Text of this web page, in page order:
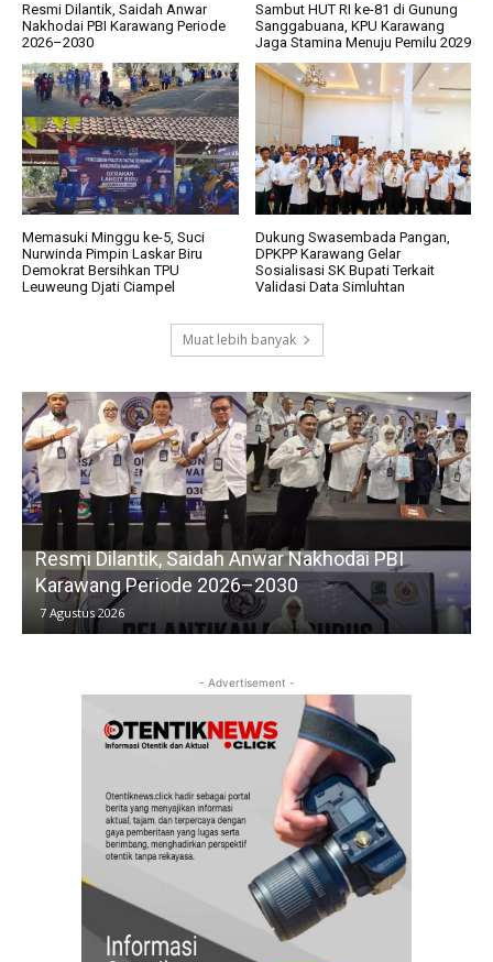
Resmi Dilantik, Saidah Anwar
Nakhodai PBI Karawang Periode
2026–2030
Sambut HUT RI ke-81 di Gunung
Sanggabuana, KPU Karawang
Jaga Stamina Menuju Pemilu 2029
Memasuki Minggu ke-5, Suci
Nurwinda Pimpin Laskar Biru
Demokrat Bersihkan TPU
Leuweung Djati Ciampel
Dukung Swasembada Pangan,
DPKPP Karawang Gelar
Sosialisasi SK Bupati Terkait
Validasi Data Simluhtan
Muat lebih banyak
Resmi Dilantik, Saidah Anwar Nakhodai PBI
Karawang Periode 2026–2030
7 Agustus 2026
- Advertisement -